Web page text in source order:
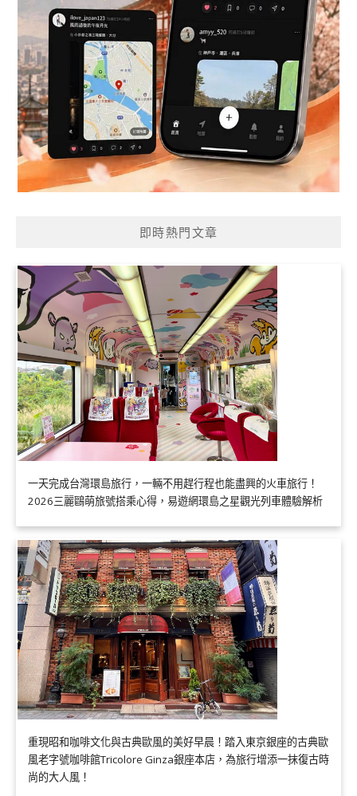
即時熱門文章
一天完成台灣環島旅行，一輛不用趕行程也能盡興的火車旅行！
2026三麗鷗萌旅號搭乘心得，易遊網環島之星觀光列車體驗解析
重現昭和咖啡文化與古典歐風的美好早晨！踏入東京銀座的古典歐
風老字號咖啡館Tricolore Ginza銀座本店，為旅行增添一抹復古時
尚的大人風！